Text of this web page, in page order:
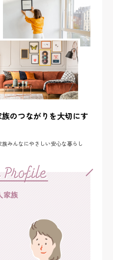
のつながりを大切にす
みんなにやさしい安心な暮らし
Profile
家族